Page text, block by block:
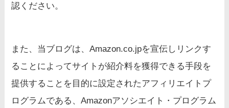
認ください。
また、当ブログは、Amazon.co.jpを宣伝しリンクす
ることによってサイトが紹介料を獲得できる手段を
提供することを目的に設定されたアフィリエイトプ
ログラムである、Amazonアソシエイト・プログラム